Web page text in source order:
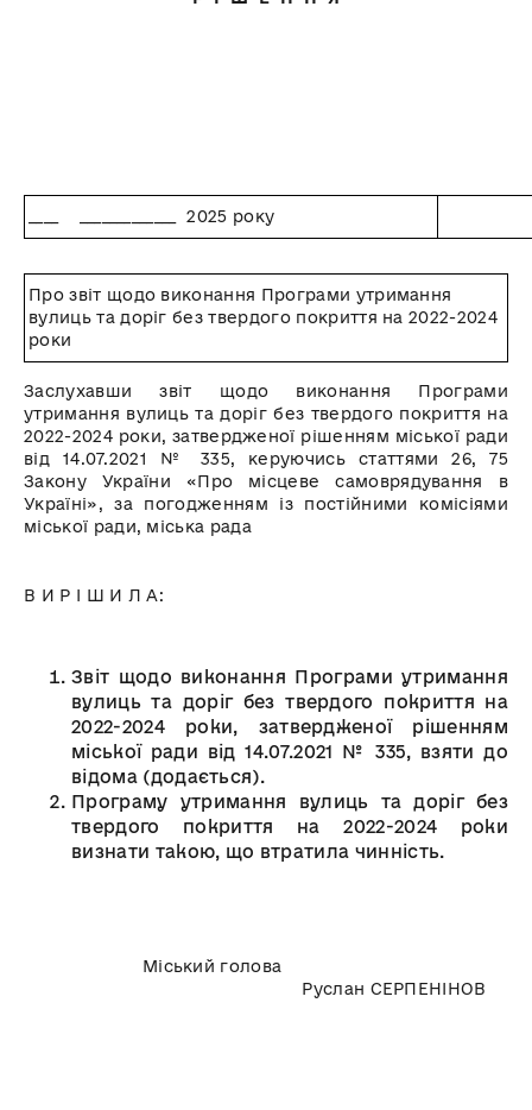
____ _____________ 2025 року
Про звіт щодо виконання Програми утримання
вулиць та доріг без твердого покриття на 2022-2024
роки
Заслухавши звіт щодо виконання Програми
утримання вулиць та доріг без твердого покриття на
2022-2024 роки, затвердженої рішенням міської ради
від 14.07.2021 № 335, керуючись статтями 26, 75
Закону України «Про місцеве самоврядування в
Україні», за погодженням із постійними комісіями
міської ради, міська рада
В И Р І Ш И Л А:
Звіт щодо виконання Програми утримання
вулиць та доріг без твердого покриття на
2022-2024 роки, затвердженої рішенням
міської ради від 14.07.2021 № 335, взяти до
відома (додається).
Програму утримання вулиць та доріг без
твердого покриття на 2022-2024 роки
визнати такою, що втратила чинність.
Міський голова
Руслан СЕРПЕНІНОВ